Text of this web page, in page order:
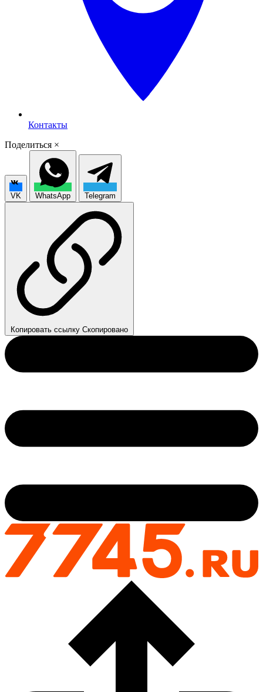
Контакты
Поделиться ×
VK WhatsApp Telegram
Копировать ссылку Скопировано